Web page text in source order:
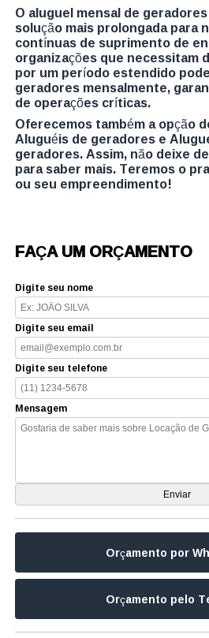
O aluguel mensal de
solução mais prolongada para
contínuas de suprimento de
organizações que necessitam
por um período estendido
geradores mensalmente,
de operações críticas.
Oferecemos também a opção
Aluguéis de geradores e
geradores. Assim, não deixe
para saber mais. Teremos o
ou seu empreendimento!
FAÇA UM ORÇAMENTO
Digite seu nome
Digite seu email
Digite seu telefone
Mensagem
Orçamento por
Orçamento pelo